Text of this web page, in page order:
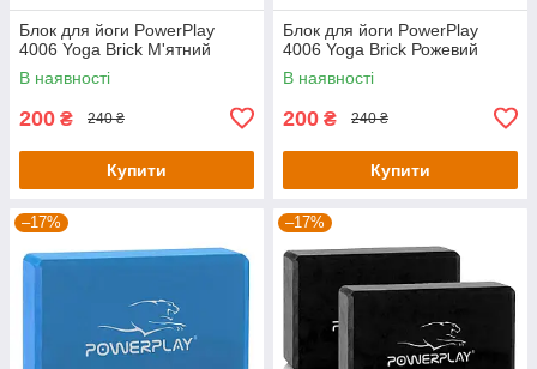
Блок для йоги PowerPlay
4006 Yoga Brick М'ятний
В наявності
200 ₴ 240 ₴
Купити
Блок для йоги PowerPlay
4006 Yoga Brick Рожевий
В наявності
200 ₴ 240 ₴
Купити
–17% –17%